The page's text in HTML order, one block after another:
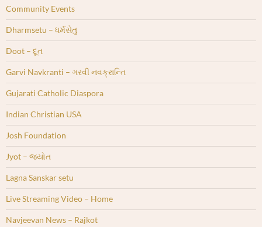
Community Events
Dharmsetu – ધર્મસેતુ
Doot – દૂત
Garvi Navkranti – ગરવી નવક્રાન્તિ
Gujarati Catholic Diaspora
Indian Christian USA
Josh Foundation
Jyot – જ્યોત
Lagna Sanskar setu
Live Streaming Video – Home
Navjeevan News – Rajkot